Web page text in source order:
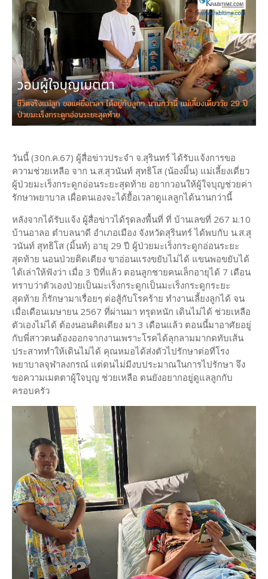
วันนี้ (30ก.ค.67) ผู้สื่อข่าวประจำ จ.สุรินทร์ ได้รับแจ้งการขอ
ความช่วยเหลือ จาก น.ส.สุวนันท์ สุทธิโส (น้องมิ้น) แม่เลี้ยงเดี่ยว
ผู้ป่วยมะเร็งกระดูกอ่อนระยะสุดท้าย อยากวอนให้ผู้ใจบุญช่วยค่า
รักษาพยาบาล เผื่อตนเองจะได้ยื้อเวลาดูแลลูกได้นานกว่านี้
หลังจากได้รับแจ้ง ผู้สื่อข่าวได้รุดลงพื้นที่ ที่ บ้านเลขที่ 267 ม.10
บ้านอาลอ ตำบลนาดี อำเภอเมือง จังหวัดสุรินทร์ ได้พบกับ น.ส.สุ
วนันท์ สุทธิโส (มิ้นท์) อายุ 29 ปี ผู้ป่วยมะเร็งกระดูกอ่อนระยะ
สุดท้าย นอนป่วยติดเตียง ขาอ่อนแรงขยับไม่ได้ แขนพอขยับได้
ได้เล่าให้ฟังว่า เมื่อ 3 ปีที่แล้ว ตอนลูกชายคนเล็กอายุได้ 7 เดือน
ทราบว่าตัวเองป่วยเป็นมะเร็งกระดูกเป็นมะเร็งกระดูกระยะ
สุดท้าย ก็รักษามาเรื่อยๆ ต่อสู้กับโรคร้าย ทำงานเลี้ยงลูกได้ จน
เมื่อเดือนเมษายน 2567 ที่ผ่านมา ทรุดหนัก เดินไม่ได้ ช่วยเหลือ
ตัวเองไม่ได้ ต้องนอนติดเตียง มา 3 เดือนแล้ว ตอนนี้มาอาศัยอยู่
กับพี่สาวตนต้องออกจากงานเพราะโรคได้ลุกลามมากดทับเส้น
ประสาททำให้เดินไม่ได้ คุณหมอได้ส่งตัวไปรักษาต่อที่โรง
พยาบาลจุฬาลงกรณ์ แต่ตนไม่มีงบประมาณในการไปรักษา จึง
ขอความเมตตาผู้ใจบุญ ช่วยเหลือ ตนยังอยากอยู่ดูแลลูกกับ
ครอบครัว